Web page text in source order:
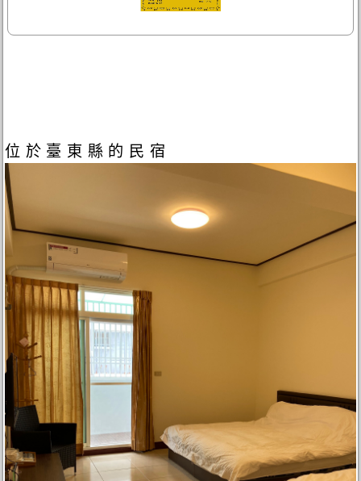
位於臺東縣的民宿